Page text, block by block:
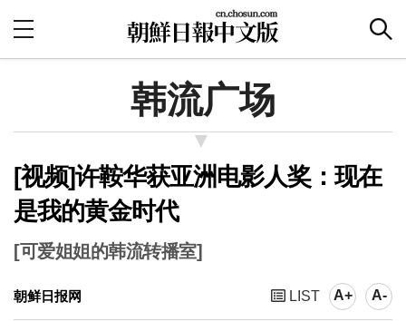
韩流广场
[视频]许鞍华获亚洲电影人奖：现在
是我的黄金时代
[可爱姐姐的韩流转播室]
朝鲜日报网 LIST A+ A-